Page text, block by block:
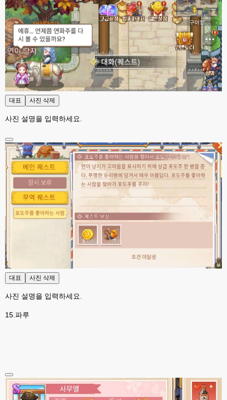
대표 사진 삭제
사진 설명을 입력하세요.
대표 사진 삭제
사진 설명을 입력하세요.
15.파루
esils 00:11
그러다가 xe1 8버전으로 만들다가
esils 00:11
문뜩 라이믹스가있는데 내가왜 뻘짓중이지 하면서 집어치운 ..;
고게임77 00:12
예전에 xe다운 홈페이지에 php8 버전 공유 하신분은 아니시죠 ㅎㅎㅎ?
고게임77
8버전 공유하시는 분이 계셨는데
고게임77 00:13
솔찍히 아직도 라이믹스보다 xe가 정이 더가긴합니다 ㅠ
00:13
솔직히 적응이 xe1이다보니깐 라이믹스는 비슷하면서 틀리니 적응이 안되요
ㅋ
esils 00:14
그렇다고 코어랑 모듈 전부 마개조해버릴려니 난중 또 공식버전 올라오면 답
고게임77
오 정상 이네요!
비회원
접속자는 ip당 1명인가 보네요. 다른 브로우저로 접속해도 3명인거보면
esils 00:17